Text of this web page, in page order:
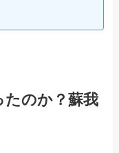
のか？蘇我